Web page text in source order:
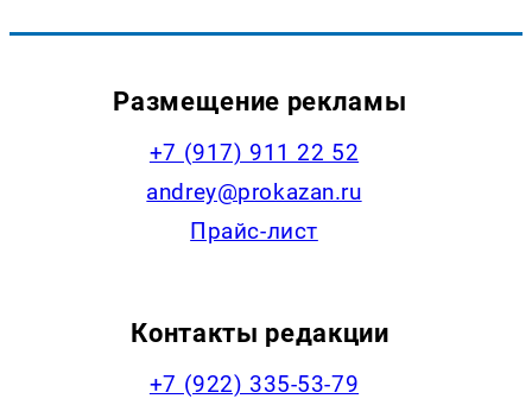
Размещение рекламы
+7 (917) 911 22 52
andrey@prokazan.ru
Прайс-лист
Контакты редакции
+7 (922) 335-53-79